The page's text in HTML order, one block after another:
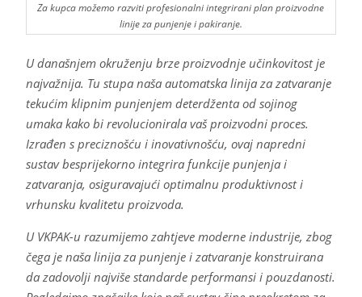
Za kupca možemo razviti profesionalni integrirani plan proizvodne
linije za punjenje i pakiranje.
U današnjem okruženju brze proizvodnje učinkovitost je
najvažnija. Tu stupa naša automatska linija za zatvaranje
tekućim klipnim punjenjem deterdženta od sojinog
umaka kako bi revolucionirala vaš proizvodni proces.
Izrađen s preciznošću i inovativnošću, ovaj napredni
sustav besprijekorno integrira funkcije punjenja i
zatvaranja, osiguravajući optimalnu produktivnost i
vrhunsku kvalitetu proizvoda.
U VKPAK-u razumijemo zahtjeve moderne industrije, zbog
čega je naša linija za punjenje i zatvaranje konstruirana
da zadovolji najviše standarde performansi i pouzdanosti.